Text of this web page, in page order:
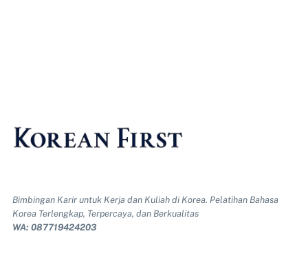
Bimbingan Karir untuk Kerja dan Kuliah di Korea. Pelatihan Bahasa
Korea Terlengkap, Terpercaya, dan Berkualitas
WA: 087719424203